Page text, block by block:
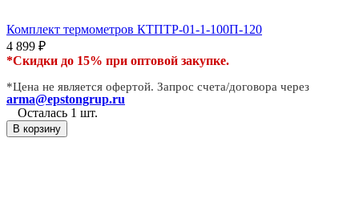
Комплект термометров КТПТР-01-1-100П-120
4 899 ₽
*Скидки до 15% при оптовой закупке.
*Цена не является офертой. Запрос счета/договора через
arma@epstongrup.ru
Осталась 1 шт.
В корзину